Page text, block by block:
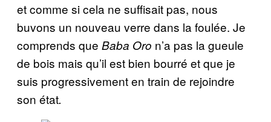
et comme si cela ne suffisait pas, nous
buvons un nouveau verre dans la foulée. Je
comprends que Baba Oro n’a pas la gueule
de bois mais qu’il est bien bourré et que je
suis progressivement en train de rejoindre
son état.